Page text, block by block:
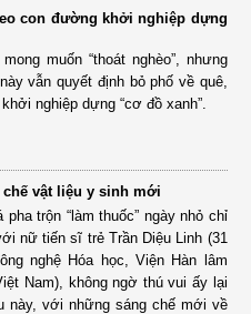
con đường khởi nghiệp dựng
muốn “thoát nghèo”, nhưng
vẫn quyết định bỏ phố về quê,
nghiệp dựng “cơ đồ xanh”.
vật liệu y sinh mới
trộn “làm thuốc” ngày nhỏ chỉ
nữ tiến sĩ trẻ Trần Diệu Linh (31
nghệ Hóa học, Viện Hàn lâm
Nam), không ngờ thú vui ấy lại
này, với những sáng chế mới về